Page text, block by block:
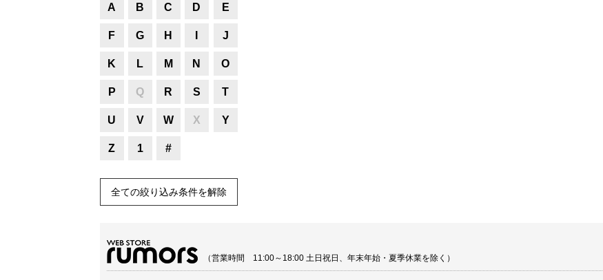
A B C D E
F G H J
K L M N O
P Q R S T
U V W X Y
Z 1 #
全ての絞り込み条件を解除
（営業時間 11:00～18:00 土日祝日、年末年始・夏季休業を除く）